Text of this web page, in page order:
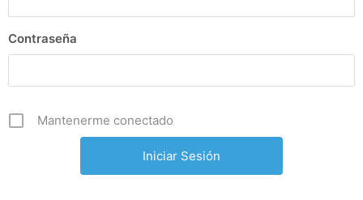
Contraseña
Mantenerme conectado